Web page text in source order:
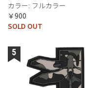
カラー: フルカラー
￥900
SOLD OUT